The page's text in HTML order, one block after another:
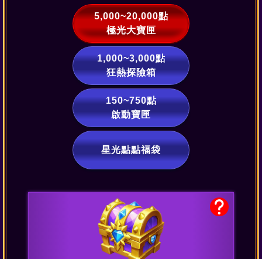
5,000~20,000點
極光大寶匣
1,000~3,000點
狂熱探險箱
150~750點
啟動寶匣
星光點點福袋